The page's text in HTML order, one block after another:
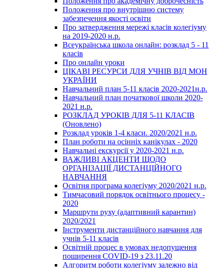
Положення про внутрішню систему
забезпечення якості освіти
Про затвердження мережі класів колегіуму
на 2019-2020 н.р.
Всеукраїнська школа онлайн: розклад 5 - 11
класів
Про онлайн уроки
ЦІКАВІ РЕСУРСИ ДЛЯ УЧНІВ ВІД МОН
УКРАЇНИ
Навчальний план 5-11 класів 2020-2021н.р.
Навчальний план початкової школи 2020-
2021 н.р.
РОЗКЛАД УРОКІВ ДЛЯ 5-11 КЛАСІВ
(Оновлено)
Розклад уроків 1-4 класи. 2020/2021 н.р.
План роботи на осінніх канікулах - 2020
Навчальні екскурсії у 2020-2021 н.р.
ВАЖЛИВІ АКЦЕНТИ ЩОДО
ОРГАНІЗАЦІЇ ДИСТАНЦІЙНОГО
НАВЧАННЯ
Освітня програма колегіуму 2020/2021 н.р.
Тимчасовий порядок освітнього процесу -
2020
Маршрути руху (адаптивний карантин)
2020/2021
Інструменти дистанційного навчання для
учнів 5-11 класів
Освітній процес в умовах недопущення
поширення COVID-19 з 23.11.20
Алгоритм роботи колегіуму залежно від